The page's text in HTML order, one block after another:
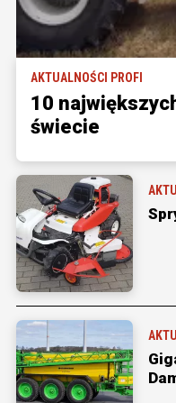
AKTUALNOŚCI PROFI
10
świecie